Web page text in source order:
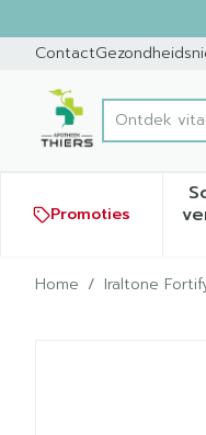
Contact
Product,
Ontdek
Promoties
Home / Iraltone
Iraltone